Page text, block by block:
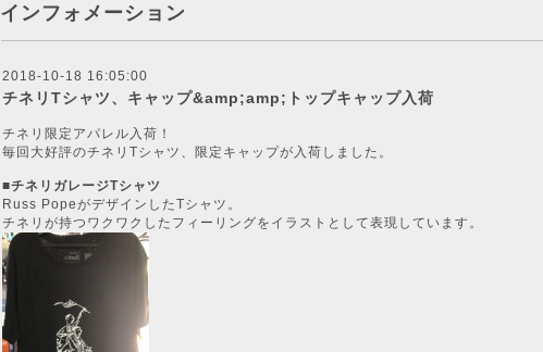
インフォメーション
2018-10-18 16:05:00
チネリTシャツ、キャップ&amp;amp;トップキャップ入荷
チネリ限定アパレル入荷！
毎回大好評のチネリTシャツ、限定キャップが入荷しました。
■チネリガレージTシャツ
Russ PopeがデザインしたTシャツ。
チネリが持つワクワクしたフィーリングをイラストとして表現しています。